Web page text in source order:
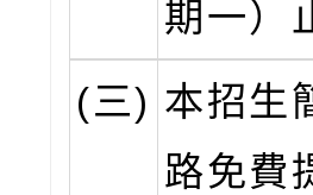
期一）
(三) 本招生
路免費